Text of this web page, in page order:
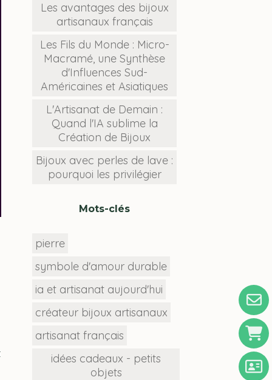
Les avantages des bijoux
artisanaux français
Les Fils du Monde : Micro-
Macramé, une Synthèse
d'Influences Sud-
Américaines et Asiatiques
L'Artisanat de Demain :
Quand l'IA sublime la
Création de Bijoux
Bijoux avec perles de lave :
pourquoi les privilégier
Mots-clés
pierre
symbole d'amour durable
ia et artisanat aujourd'hui
créateur bijoux artisanaux
artisanat français
idées cadeaux - petits
objets